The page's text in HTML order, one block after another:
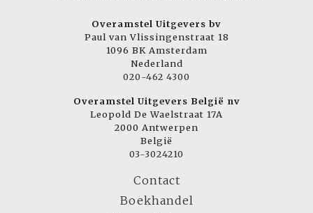
Overamstel Uitgevers bv
Paul van Vlissingenstraat 18
1096 BK Amsterdam
Nederland
020-462 4300
Overamstel Uitgevers België nv
Leopold De Waelstraat 17A
2000 Antwerpen
België
03-3024210
Contact
Boekhandel